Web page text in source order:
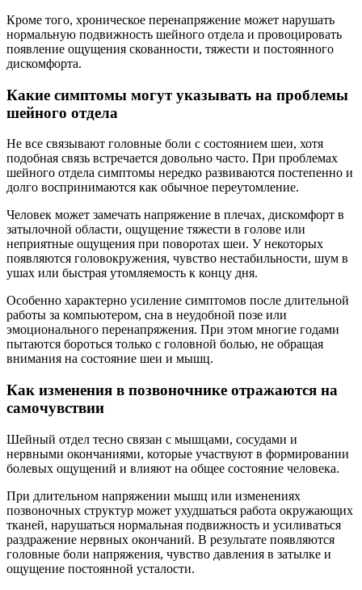
Кроме того, хроническое перенапряжение может нарушать
нормальную подвижность шейного отдела и провоцировать
появление ощущения скованности, тяжести и постоянного
дискомфорта.
Какие симптомы могут указывать на проблемы
шейного отдела
Не все связывают головные боли с состоянием шеи, хотя
подобная связь встречается довольно часто. При проблемах
шейного отдела симптомы нередко развиваются постепенно и
долго воспринимаются как обычное переутомление.
Человек может замечать напряжение в плечах, дискомфорт в
затылочной области, ощущение тяжести в голове или
неприятные ощущения при поворотах шеи. У некоторых
появляются головокружения, чувство нестабильности, шум в
ушах или быстрая утомляемость к концу дня.
Особенно характерно усиление симптомов после длительной
работы за компьютером, сна в неудобной позе или
эмоционального перенапряжения. При этом многие годами
пытаются бороться только с головной болью, не обращая
внимания на состояние шеи и мышц.
Как изменения в позвоночнике отражаются на
самочувствии
Шейный отдел тесно связан с мышцами, сосудами и
нервными окончаниями, которые участвуют в формировании
болевых ощущений и влияют на общее состояние человека.
При длительном напряжении мышц или изменениях
позвоночных структур может ухудшаться работа окружающих
тканей, нарушаться нормальная подвижность и усиливаться
раздражение нервных окончаний. В результате появляются
головные боли напряжения, чувство давления в затылке и
ощущение постоянной усталости.